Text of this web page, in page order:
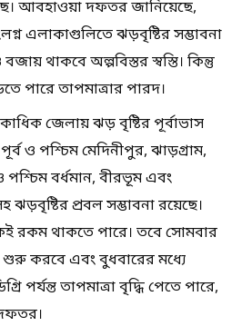
আবহাওয়া দফতর জানিয়েছে,
এলাকাগুলিতে ঝড়বৃষ্টির সম্ভাবনা
থাকবে অল্পবিস্তর স্বস্তি। কিন্তু
পারে তাপমাত্রার পারদ।
জেলায় ঝড় বৃষ্টির পূর্বাভাস
ও পশ্চিম মেদিনীপুর, ঝাড়গ্রাম,
বর্ধমান, বীরভূম এবং
ঝড়বৃষ্টির প্রবল সম্ভাবনা রয়েছে।
রকম থাকতে পারে। তবে সোমবার
শুরু করবে এবং বুধবারের মধ্যে
পর্যন্ত তাপমাত্রা বৃদ্ধি পেতে পারে,